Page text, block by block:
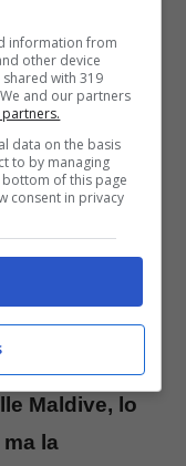
alla
ha deciso di
particolare su
per le
di
ritraggono
in
Maldive, lo
la
information from
other device
with 319
and our partners
data on the basis
to by managing
of this page
consent in privacy